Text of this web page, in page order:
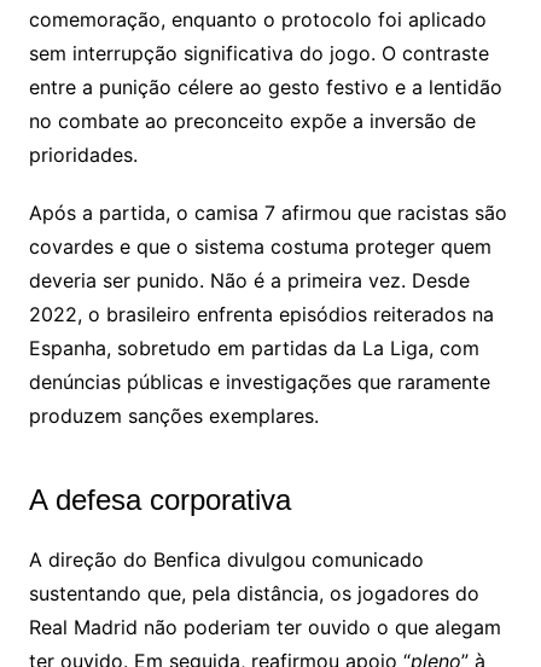
comemoração, enquanto o protocolo foi aplicado
sem interrupção significativa do jogo. O contraste
entre a punição célere ao gesto festivo e a lentidão
no combate ao preconceito expõe a inversão de
prioridades.
Após a partida, o camisa 7 afirmou que racistas são
covardes e que o sistema costuma proteger quem
deveria ser punido. Não é a primeira vez. Desde
2022, o brasileiro enfrenta episódios reiterados na
Espanha, sobretudo em partidas da La Liga, com
denúncias públicas e investigações que raramente
produzem sanções exemplares.
A defesa corporativa
A direção do Benfica divulgou comunicado
sustentando que, pela distância, os jogadores do
Real Madrid não poderiam ter ouvido o que alegam
ter ouvido. Em seguida, reafirmou apoio “pleno” à